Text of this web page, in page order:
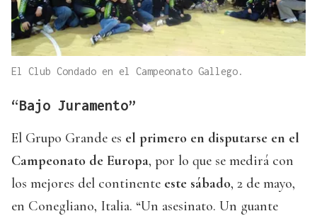
El Club Condado en el Campeonato Gallego.
“Bajo Juramento”
El Grupo Grande es el primero en disputarse en el
Campeonato de Europa, por lo que se medirá con
los mejores del continente este sábado, 2 de mayo,
en Conegliano, Italia. “Un asesinato. Un guante